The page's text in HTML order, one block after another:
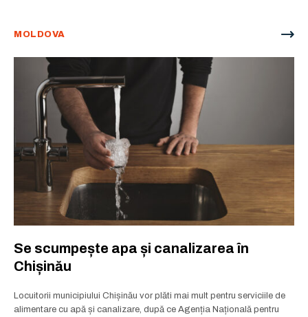
MOLDOVA
Se scumpește apa și canalizarea în
Chișinău
Locuitorii municipiului Chișinău vor plăti mai mult pentru serviciile de
alimentare cu apă și canalizare, după ce Agenția Națională pentru